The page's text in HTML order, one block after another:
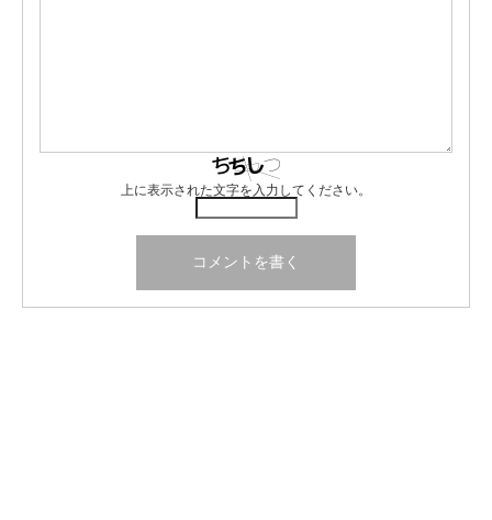
上に表示された文字を入力してください。